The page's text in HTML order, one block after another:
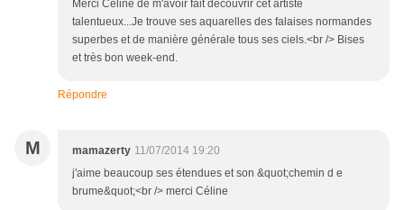
Merci Céline de m'avoir fait découvrir cet artiste
talentueux...Je trouve ses aquarelles des falaises normandes
superbes et de manière générale tous ses ciels.<br /> Bises
et très bon week-end.
Répondre
M mamazerty 11/07/2014 19:20
j'aime beaucoup ses étendues et son &quot;chemin d e
brume&quot;<br /> merci Céline